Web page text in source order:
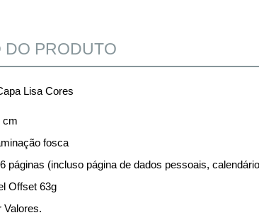
DO PRODUTO
Lisa Cores
cm
fosca
páginas (incluso página de dados pessoais,
Offset 63g
Valores.